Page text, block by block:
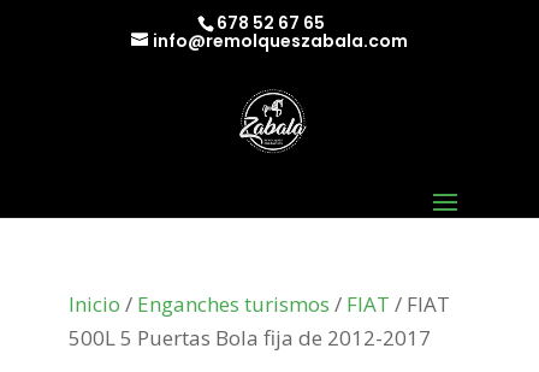
678 52 67 65
info@remolqueszabala.com
Inicio / Enganches turismos / FIAT / FIAT
500L 5 Puertas Bola fija de 2012-2017